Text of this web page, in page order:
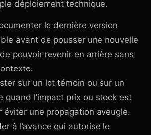
déploiement technique.
la dernière version
avant de pousser une nouvelle
pouvoir revenir en arrière sans
sur un lot témoin ou sur un
quand l’impact prix ou stock est
éviter une propagation aveugle.
à l’avance qui autorise le